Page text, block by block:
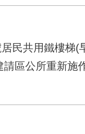
民共用鐵樓梯(
區公所重新施